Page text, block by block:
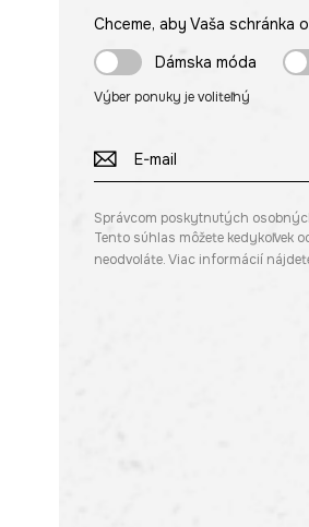
Chceme, aby Vaša schránka
Dámska móda
Výber ponuky je voliteľný
Správcom poskytnutých
Tento súhlas môžete kedykoľvek
neodvoláte. Viac informácií